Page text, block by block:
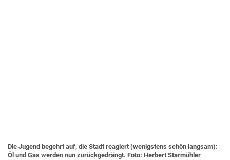
Die Jugend begehrt auf, die Stadt reagiert (wenigstens schön langsam):
Öl und Gas werden nun zurückgedrängt. Foto: Herbert Starmühler